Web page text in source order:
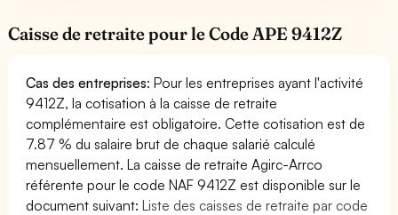
Caisse de retraite pour le Code APE 9412Z
Cas des entreprises: Pour les entreprises ayant l'activité
9412Z, la cotisation à la caisse de retraite
complémentaire est obligatoire. Cette cotisation est de
7.87 % du salaire brut de chaque salarié calculé
mensuellement. La caisse de retraite Agirc-Arrco
référente pour le code NAF 9412Z est disponible sur le
document suivant:Liste des caisses de retraite par code